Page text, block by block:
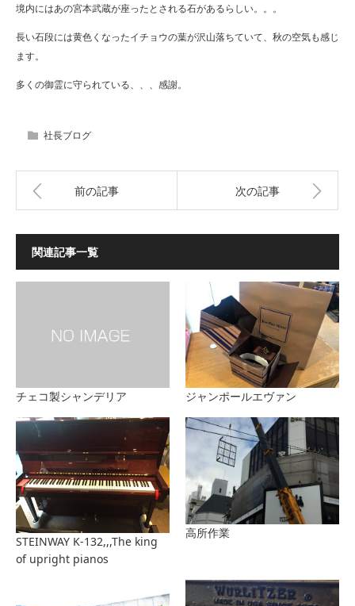
境内にはあの宮本武蔵が座ったとされる石があるらしい。。。
長い石段には黄色くなったイチョウの葉が沢山落ちていて、秋の空気も感じ
ます。
多くの御霊に守られている、、、感謝。
社長ブログ
前の記事 次の記事
関連記事一覧
チェコ製シャンデリア ジャンポールエヴァン
STEINWAY K-132,,,The king
of upright pianos
高所作業